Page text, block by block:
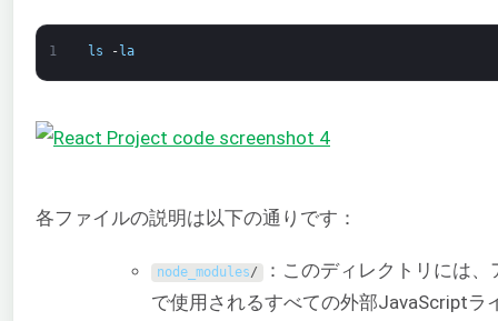
1 ls -la
各ファイルの説明は以下の通りです：
node_modules/ ：このディレクトリには、
で使用されるすべての外部JavaScriptラ